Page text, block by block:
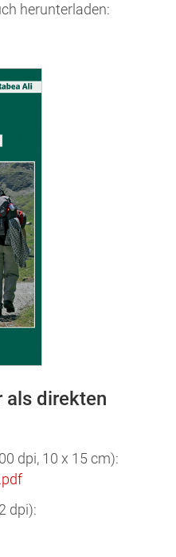
herunterladen:
als direkten
dpi, 10 x 15 cm):
dpi):